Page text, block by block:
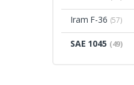
Iram F-36 (57)
SAE 1045 (49)